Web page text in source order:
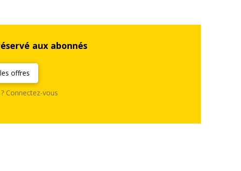
aux abonnés
offres
Connectez-vous